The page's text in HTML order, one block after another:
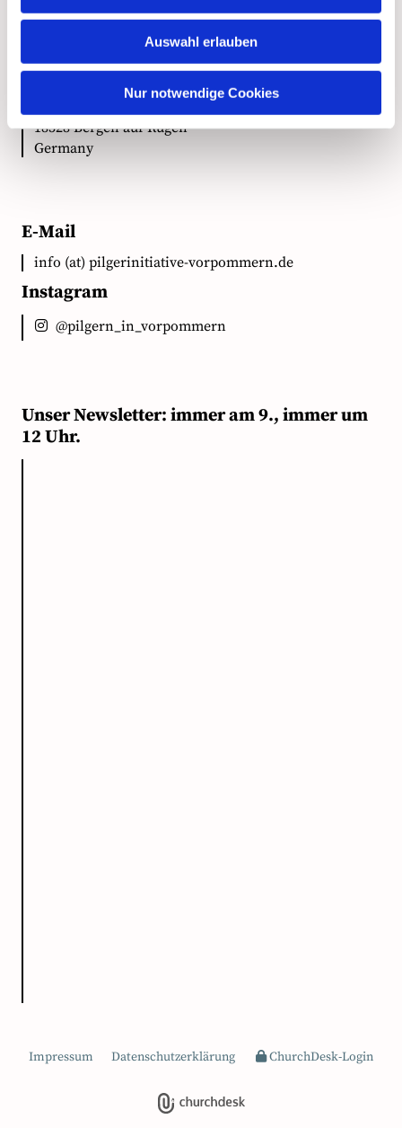
Auswahl erlauben
Nur notwendige Cookies
Ökumenische Pilgerinitiative Vorpommern e.V.
18528 Bergen auf Rügen
Germany
E-Mail
info (at) pilgerinitiative-vorpommern.de
Instagram
@pilgern_in_vorpommern
Unser Newsletter: immer am 9., immer um
12 Uhr.
Impressum Datenschutzerklärung ChurchDesk-Login